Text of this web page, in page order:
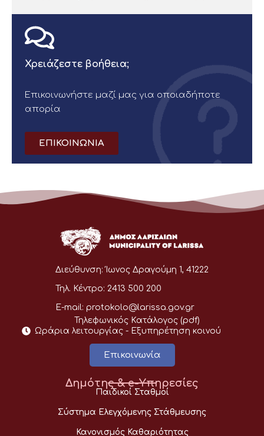
Χρειάζεστε βοήθεια;
Επικοινωνήστε μαζί μας για οποιαδήποτε
απορία
ΕΠΙΚΟΙΝΩΝΙΑ
Διεύθυνση: Ίωνος Δραγούμη 1, 41222
Τηλ. Κέντρο: 2413 500 200
E-mail: protokolo@larissa.gov.gr
Τηλεφωνικός Κατάλογος (pdf)
Ωράρια λειτουργίας - Eξυπηρέτηση κοινού
Επικοινωνία
Δημότης & e-Υπηρεσίες
Παιδικοί Σταθμοί
Σύστημα Ελεγχόμενης Στάθμευσης
Κανονισμός Καθαριότητας